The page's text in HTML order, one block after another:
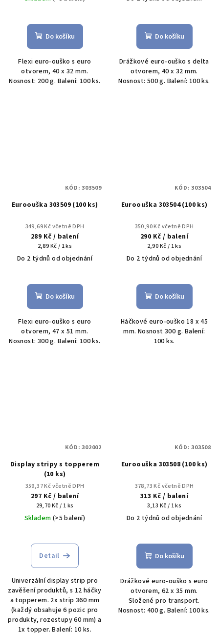
Do košíku
Flexi euro-ouško s euro
otvorem, 40 x 32 mm.
Nosnost: 200 g. Balení: 100 ks.
Do košíku
Drážkové euro-ouško s delta
otvorem, 40 x 32 mm.
Nosnost: 500 g. Balení: 100 ks.
Euroouška 303509 (100 ks)
349,69 Kč včetně DPH
289 Kč / balení
Měrná
cena:
2,89 Kč / 1 ks
Do 2 týdnů od objednání
Do košíku
Flexi euro-ouško s euro
otvorem, 47 x 51 mm.
Nosnost: 300 g. Balení: 100 ks.
KÓD:303509
Euroouška 303504 (100 ks)
350,90 Kč včetně DPH
290 Kč / balení
Měrná
cena:
2,90 Kč / 1 ks
Do 2 týdnů od objednání
Do košíku
Háčkové euro-ouško 18 x 45
mm. Nosnost 300 g. Balení:
100 ks.
KÓD:303504
Display stripy s topperem
(10 ks)
359,37 Kč včetně DPH
297 Kč / balení
Měrná
cena:
29,70 Kč / 1 ks
Skladem (>5 balení)
Detail
Univerzální display strip pro
zavěšení produktů, s 12 háčky
a topperem. 2x strip 360 mm
(každý obsahuje 6 pozic pro
produkty, rozestupy 60 mm) a
1x topper. Balení: 10 ks.
KÓD:302002
Euroouška 303508 (100 ks)
378,73 Kč včetně DPH
313 Kč / balení
Měrná
cena:
3,13 Kč / 1 ks
Do 2 týdnů od objednání
Do košíku
Drážkové euro-ouško s euro
otvorem, 62 x 35 mm.
Složené pro transport.
Nosnost: 400 g. Balení: 100 ks.
KÓD:303508